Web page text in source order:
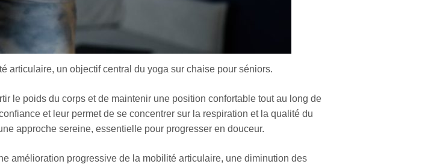
articulaire, un objectif central du yoga sur chaise pour séniors.
le poids du corps et de maintenir une position confortable tout au long de
et leur permet de se concentrer sur la respiration et la qualité du
approche sereine, essentielle pour progresser en douceur.
amélioration progressive de la mobilité articulaire, une diminution des